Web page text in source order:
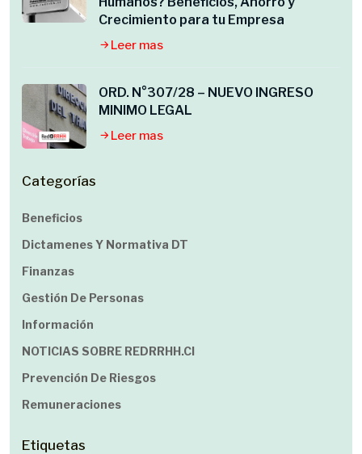
Crecimiento para tu Empresa
Leer mas
ORD. N°307/28 – NUEVO INGRESO
MINIMO LEGAL
Leer mas
Categorías
Beneficios
Dictamenes Y Normativa DT
Finanzas
Gestión De Personas
Información
NOTICIAS SOBRE REDRRHH.cl
Prevención De Riesgos
Remuneraciones
Etiquetas